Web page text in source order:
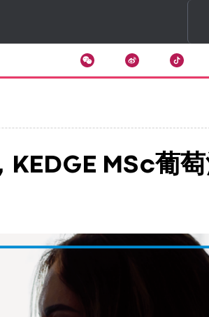
Wechat Tiktok
MSc葡萄